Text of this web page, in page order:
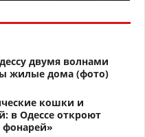
двумя волнами
жилые дома (фото)
кошки и
в Одессе откроют